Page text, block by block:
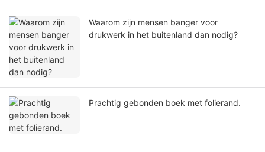
Waarom zijn mensen banger voor
drukwerk in het buitenland dan nodig?
Prachtig gebonden boek met folierand.